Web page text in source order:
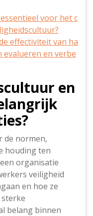
voor het c
effectiviteit van ha
en verbe
en
de normen,
houding ten
organisatie
veiligheid
en hoe ze
belang binnen